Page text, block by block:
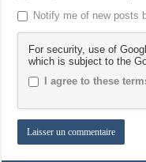
Notify me of new posts
For security, use of
which is subject to the
I agree to these